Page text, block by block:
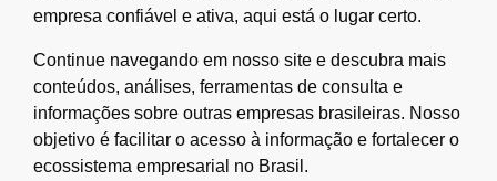
empresa confiável e ativa, aqui está o lugar certo.
Continue navegando em nosso site e descubra mais
conteúdos, análises, ferramentas de consulta e
informações sobre outras empresas brasileiras. Nosso
objetivo é facilitar o acesso à informação e fortalecer o
ecossistema empresarial no Brasil.